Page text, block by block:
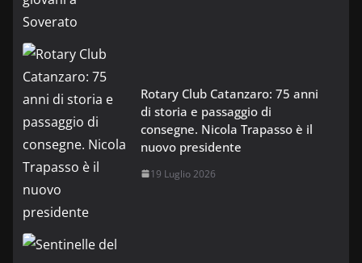
Rotary Club Catanzaro: 75 anni
di storia e passaggio di
consegne. Nicola Trapasso è il
nuovo presidente
19 Luglio 2026